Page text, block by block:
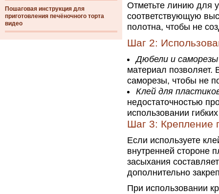
Пошаговая инструкция для
приготовления печёночного торта
видео
Отметьте линию для
соответствующую
полотна, чтобы не
Шаг 2:
Дюбели и саморезы
материал позволяет.
саморезы, чтобы не
Клей для
недостаточностью
использовании
Шаг 3: Крепление
Если используете
внутренней стороне
засыхания
дополнительно
При использовании